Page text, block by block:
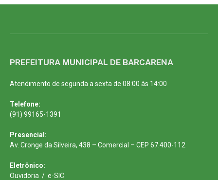
PREFEITURA MUNICIPAL DE BARCARENA
Atendimento de segunda a sexta de 08:00 às 14:00
Telefone:
(91) 99165-1391
Presencial:
Av. Cronge da Silveira, 438 – Comercial – CEP 67.400-112
Eletrônico:
Ouvidoria / e-SIC